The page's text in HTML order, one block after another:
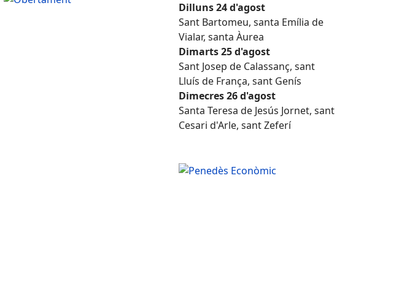
Dilluns 24 d'agost
Sant Bartomeu, santa Emília de
Vialar, santa Àurea
Dimarts 25 d'agost
Sant Josep de Calassanç, sant
Lluís de França, sant Genís
Dimecres 26 d'agost
Santa Teresa de Jesús Jornet, sant
Cesari d'Arle, sant Zeferí